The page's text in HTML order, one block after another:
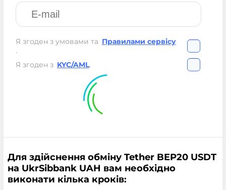
Я згоден з умовами та Правилами сервісу
.
Я згоден з KYC/AML.
Для здійснення обміну Tether BEP20 USDT
на UkrSibbank UAH вам необхідно
виконати кілька кроків: